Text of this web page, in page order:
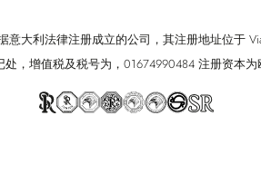
大利法律注册成立的公司，其注册地址位于
处，增值税及税号为，01674990484 注册资本